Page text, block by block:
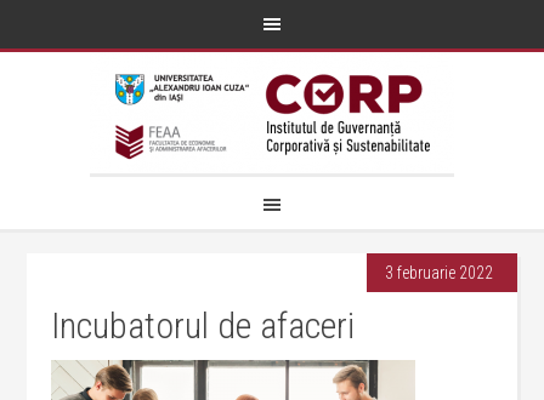
3 februarie 2022
Incubatorul de afaceri